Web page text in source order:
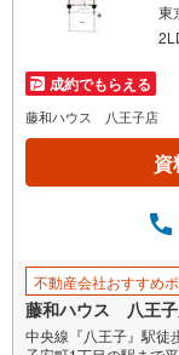
イ
ペ
ジ
存
す
る
東
成約でもらえる
藤和ハウス 八王子店
資
不動産会社おすすめ
藤和ハウス 八王
中央線『八王子』駅徒